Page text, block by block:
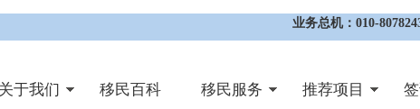
业务总机：010-
关于我们 移民百科 移民服务 推荐项目